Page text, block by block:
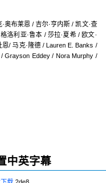
奥布莱恩 / 吉尔·亨内斯 / 凯文·查
洛利亚·鲁本 / 莎拉·夏希 / 欧文·
恩/ 马克·隆德 / Lauren E. Banks /
Grayson Eddey / Nora Murphy /
中英字幕
载 2de8